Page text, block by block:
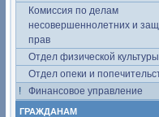
Комиссия по делам
несовершеннолетних и
прав
Отдел физической
Отдел опеки и
Финансовое управление
ГРАЖДАНАМ